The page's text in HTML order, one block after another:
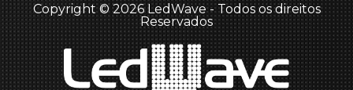
Copyright © 2026 LedWave - Todos os direitos
Reservados